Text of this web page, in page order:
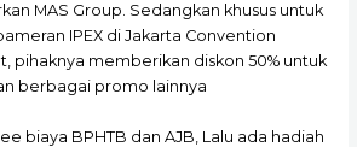
MAS Group. Sedangkan khusus untuk
IPEX di Jakarta Convention
pihaknya memberikan diskon 50% untuk
berbagai promo lainnya
biaya BPHTB dan AJB, Lalu ada hadiah